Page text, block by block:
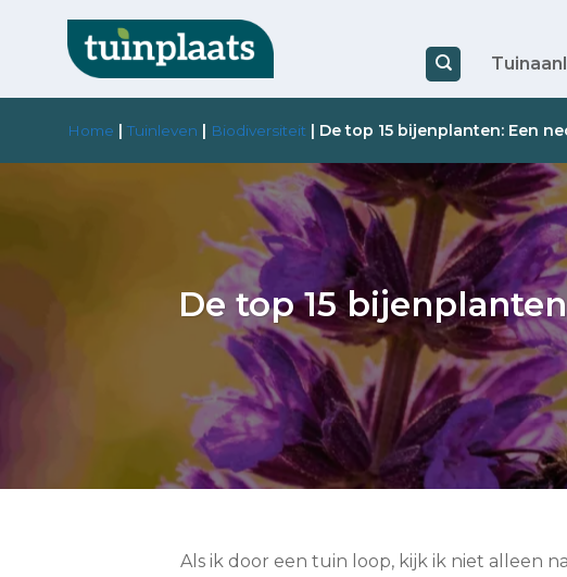
Home |Tuinleven | Biodiversiteit | De top 15 bijenplanten: Een
De top 15
Als ik door een tuin loop, kijk ik niet alleen